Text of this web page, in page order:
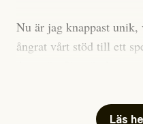
anses vara anledningar
men ingenting av detta
inom palestinarörelsen.
Nu är jag knappast unik,
ångrat vårt stöd till ett
Mitt huvudargument för
Läs